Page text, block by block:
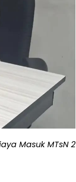
Masuk MTsN 2